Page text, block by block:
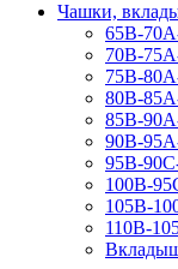
Чашки,
65B-
70В-
75В-
80В-
85В-
90B-
95B-
100B-
105B-
110B-